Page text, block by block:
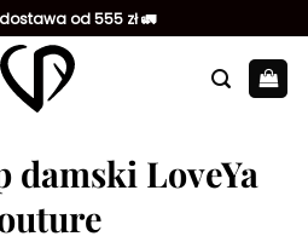
od 555 zł 🚛
damski LoveYa